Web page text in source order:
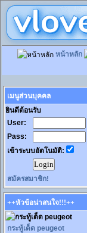
หน้าหลัก
เมนูส่วนบุคคล
ยินดีต้อนรับ
User:
Pass:
เข้าระบบอัตโนมัติ:
สมัครสมาชิก!
++หัวข้อน่าสนใจ!!!++
กระทู้เด็ด peugeot